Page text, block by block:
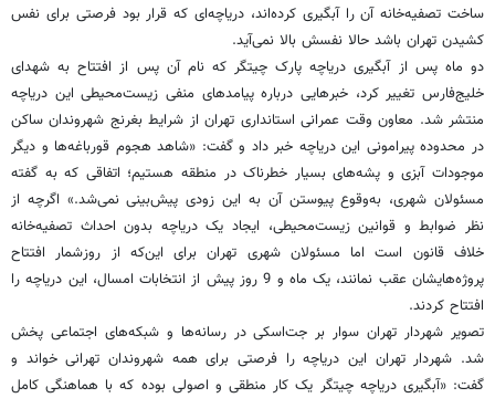
ساخت تصفیه‌خانه آن را آبگیری کرده‌اند، دریاچه‌ای که قرار بود فرصتی برای نفس
کشیدن تهران باشد حالا نفسش بالا نمی‌آید.
دو ماه پس از آبگیری دریاچه پارک چیتگر که نام آن پس از افتتاح به شهدای
خلیج‌فارس تغییر کرد، خبرهایی درباره پیامدهای منفی زیست‌محیطی این دریاچه
منتشر شد. معاون وقت عمرانی استانداری تهران از شرایط بغرنج شهروندان ساکن
در محدوده پیرامونی این دریاچه خبر داد و گفت: «شاهد هجوم قورباغه‌ها و دیگر
موجودات آبزی و پشه‌های بسیار خطرناک در منطقه هستیم؛ اتفاقی که به گفته
مسئولان شهری، به‌وقوع پیوستن آن به این زودی پیش‌بینی نمی‌شد.» اگرچه از
نظر ضوابط و قوانین زیست‌محیطی، ایجاد یک دریاچه بدون احداث تصفیه‌خانه
خلاف قانون است اما مسئولان شهری تهران برای این‌که از روزشمار افتتاح
پروژه‌هایشان عقب نمانند، یک ماه و 9 روز پیش از انتخابات امسال، این دریاچه را
افتتاح کردند.
تصویر شهردار تهران سوار بر جت‌اسکی در رسانه‌ها و شبکه‌های اجتماعی پخش
شد. شهردار تهران این دریاچه را فرصتی برای همه شهروندان تهرانی خواند و
گفت: «آبگیری دریاچه چیتگر یک کار منطقی و اصولی بوده که با هماهنگی کامل